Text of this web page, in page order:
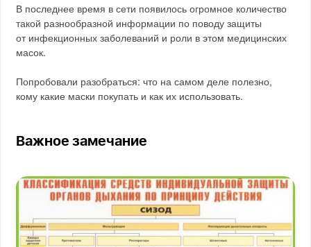
В последнее время в сети появилось огромное количество
такой разнообразной информации по поводу защиты
от инфекционных заболеваний и роли в этом медицинских
масок.
Попробовали разобраться: что на самом деле полезно,
кому какие маски покупать и как их использовать.
Важное замечание